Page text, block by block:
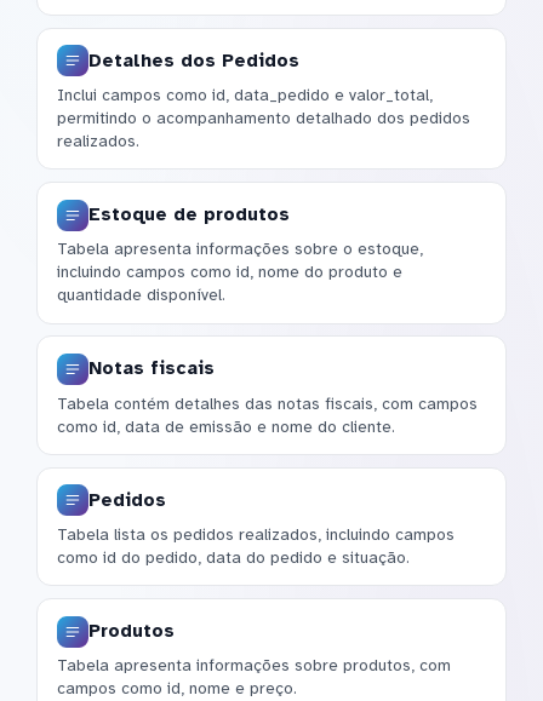
Detalhes dos Pedidos
Inclui campos como id, data_pedido e valor_total,
permitindo o acompanhamento detalhado dos pedidos
realizados.
Estoque de produtos
Tabela apresenta informações sobre o estoque,
incluindo campos como id, nome do produto e
quantidade disponível.
Notas fiscais
Tabela contém detalhes das notas fiscais, com campos
como id, data de emissão e nome do cliente.
Pedidos
Tabela lista os pedidos realizados, incluindo campos
como id do pedido, data do pedido e situação.
Produtos
Tabela apresenta informações sobre produtos, com
campos como id, nome e preço.